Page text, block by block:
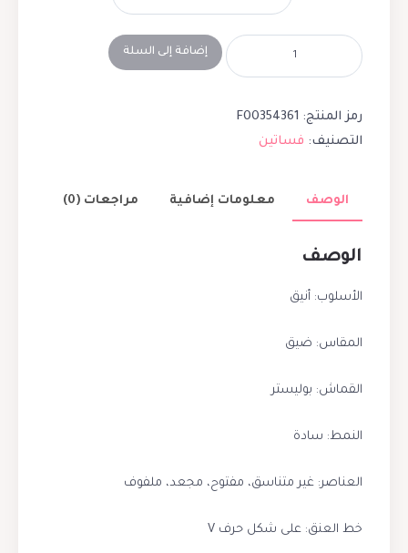
إضافة إلى السلة
رمز المنتج: F00354361
التصنيف: فساتين
الوصف معلومات إضافية مراجعات (0)
الوصف
الأسلوب: أنيق
المقاس: ضيق
القماش: بوليستر
النمط: سادة
العناصر: غير متناسق، مفتوح، مجعد، ملفوف
خط العنق: على شكل حرف V